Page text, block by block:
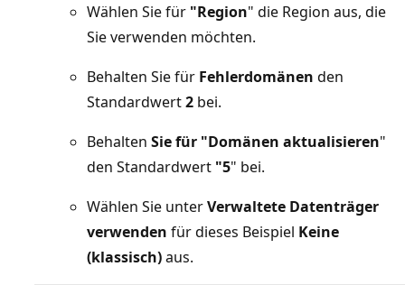
Wählen Sie für "Region" die Region aus, die
Sie verwenden möchten.
Behalten Sie für Fehlerdomänen den
Standardwert2 bei.
Behalten Sie für "Domänen aktualisieren"
den Standardwert "5" bei.
Wählen Sie unterVerwaltete Datenträger
verwenden für dieses Beispiel Keine
(klassisch)aus.